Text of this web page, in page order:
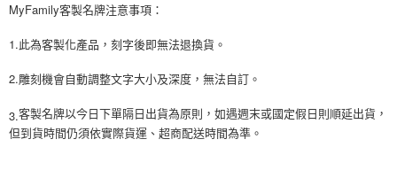
MyFamily客製名牌注意事項：
1.此為客製化產品，刻字後即無法退換貨。
2.雕刻機會自動調整文字大小及深度，無法自訂。
3.客製名牌以今日下單隔日出貨為原則，如遇週末或國定假日則順延出貨，
但到貨時間仍須依實際貨運、超商配送時間為準。